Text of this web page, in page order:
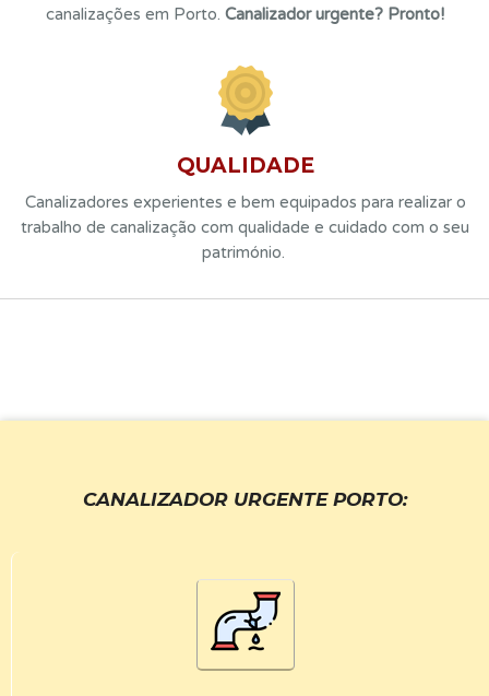
canalizações em Porto. Canalizador urgente? Pronto!
QUALIDADE
Canalizadores experientes e bem equipados para realizar o
trabalho de canalização com qualidade e cuidado com o seu
património.
CANALIZADOR URGENTE PORTO: